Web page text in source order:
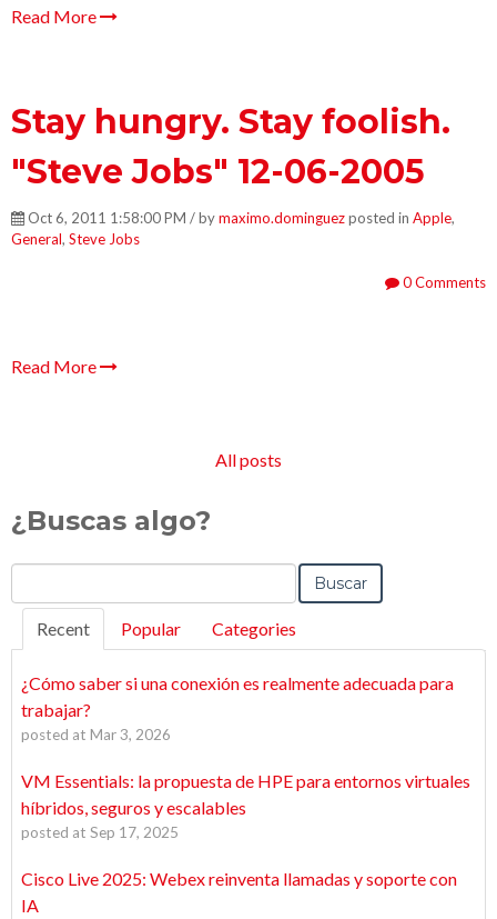
Read More
Stay hungry. Stay foolish.
"Steve Jobs" 12-06-2005
Oct 6, 2011 1:58:00 PM / bymaximo.dominguezposted in Apple,
General, Steve Jobs
0 Comments
Read More
All posts
¿Buscas algo?
Buscar
Recent Popular Categories
¿Cómo saber si una conexión es realmente adecuada para
trabajar?
posted at Mar 3, 2026
VM Essentials: la propuesta de HPE para entornos virtuales
híbridos, seguros y escalables
posted at Sep 17, 2025
Cisco Live 2025: Webex reinventa llamadas y soporte con
IA